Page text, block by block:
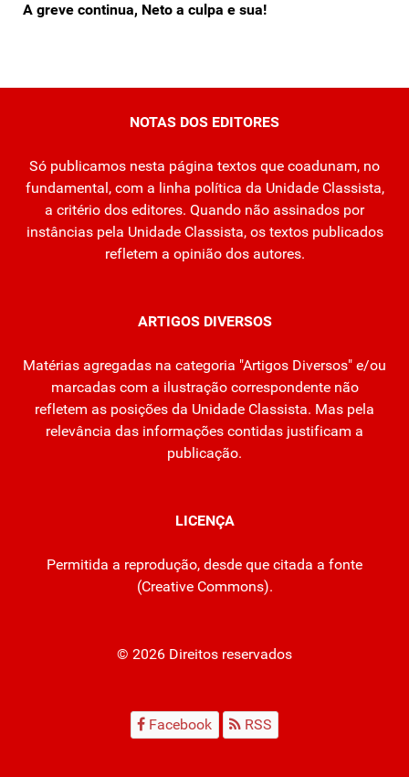
A greve continua, Neto a culpa e sua!
NOTAS DOS EDITORES
Só publicamos nesta página textos que coadunam, no
fundamental, com a linha política da Unidade Classista,
a critério dos editores. Quando não assinados por
instâncias pela Unidade Classista, os textos publicados
refletem a opinião dos autores.
ARTIGOS DIVERSOS
Matérias agregadas na categoria "Artigos Diversos" e/ou
marcadas com a ilustração correspondente não
refletem as posições da Unidade Classista. Mas pela
relevância das informações contidas justificam a
publicação.
LICENÇA
Permitida a reprodução, desde que citada a fonte
(Creative Commons).
© 2026 Direitos reservados
Facebook RSS